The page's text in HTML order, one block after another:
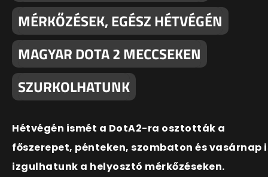
MÉRKŐZÉSEK, EGÉSZ HÉTVÉGÉN
MAGYAR DOTA 2 MECCSEKEN
SZURKOLHATUNK
Hétvégén ismét a DotA2-ra osztották a
főszerepet, pénteken, szombaton és vasárnap
izgulhatunk a helyosztó mérkőzéseken.